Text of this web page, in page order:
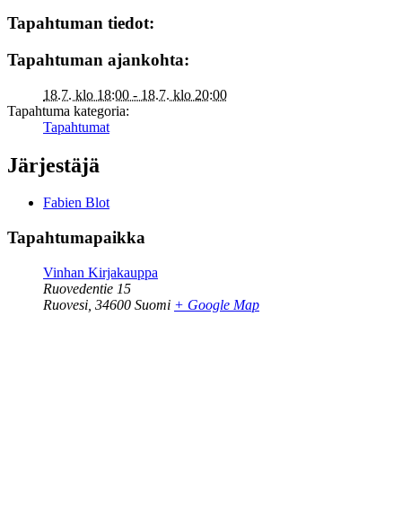
Tapahtuman tiedot:
Tapahtuman ajankohta:
18.7. klo 18:00 - 18.7. klo 20:00
Tapahtuma kategoria:
Tapahtumat
Järjestäjä
Fabien Blot
Tapahtumapaikka
Vinhan Kirjakauppa
Ruovedentie 15
Ruovesi 34600 Suomi + Google Map